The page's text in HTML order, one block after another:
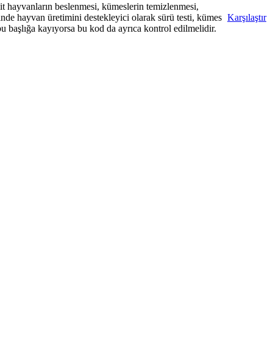
beslenmesi, kümeslerin temizlenmesi,
hayvan üretimini destekleyici olarak sürü testi, kümes
başlığa kayıyorsa bu kod da ayrıca kontrol edilmelidir.
Karşılaştır